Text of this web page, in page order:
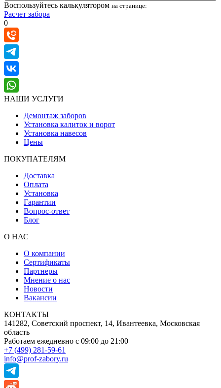
Воспользуйтесь калькулятором на странице:
Расчет забора
0
НАШИ УСЛУГИ
Демонтаж заборов
Установка калиток и ворот
Установка навесов
Цены
ПОКУПАТЕЛЯМ
Доставка
Оплата
Установка
Гарантии
Вопрос-ответ
Блог
О НАС
О компании
Сертификаты
Партнеры
Мнение о нас
Новости
Вакансии
КОНТАКТЫ
141282, Советский проспект, 14, Ивантеевка, Московская
область
Работаем ежедневно с 09:00 до 21:00
+7 (499) 281-59-61
info@prof-zabory.ru